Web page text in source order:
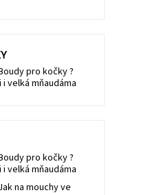
pro kočky ?
velká mňaudáma
pro kočky ?
velká mňaudáma
na mouchy ve